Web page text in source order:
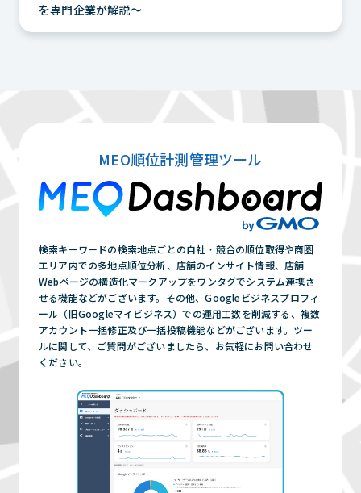
を専門企業が解説～
MEO順位計測管理ツール
検索キーワードの検索地点ごとの自社・競合の順位取得や商圏
エリア内での多地点順位分析、店舗のインサイト情報、店舗
Webページの構造化マークアップをワンタグでシステム連携さ
せる機能などがございます。その他、Googleビジネスプロフィ
ール（旧Googleマイビジネス）での運用工数を削減する、複数
アカウント一括修正及び一括投稿機能などがございます。ツー
ルに関して、ご質問がございましたら、お気軽にお問い合わせ
ください。